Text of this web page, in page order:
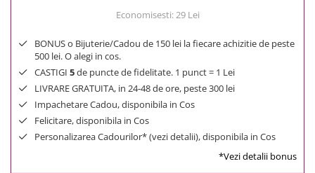
Economisesti:29 Lei
BONUS o Bijuterie/Cadou de 150 lei la fiecare achizitie de peste
500 lei. O alegi in cos.
CASTIGI 5de puncte de fidelitate. 1 punct = 1 Lei
LIVRARE GRATUITA, in 24-48 de ore, peste 300 lei
Impachetare Cadou, disponibila in Cos
Felicitare, disponibila in Cos
Personalizarea Cadourilor* (vezi detalii), disponibila in Cos
*Vezi detalii bonus